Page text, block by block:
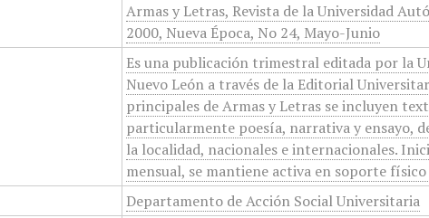
Armas y Letras, Revista de la Universidad
2000, Nueva Época, No 24, Mayo-Junio
Es una publicación trimestral editada por la
Nuevo León a través de la Editorial
principales de Armas y Letras se incluyen
particularmente poesía, narrativa y ensayo,
la localidad, nacionales e internacionales.
mensual, se mantiene activa en soporte
Departamento de Acción Social Universitaria